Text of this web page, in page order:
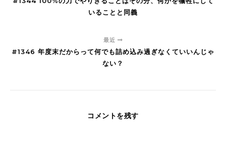
いることと同義
最近
#1346 年度末だからって何でも詰め込み過ぎなくていいんじゃ
ない？
コメントを残す